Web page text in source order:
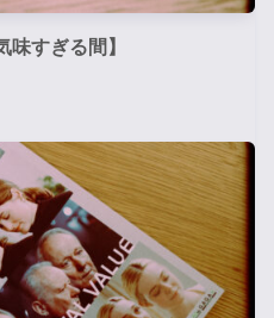
味すぎる間】